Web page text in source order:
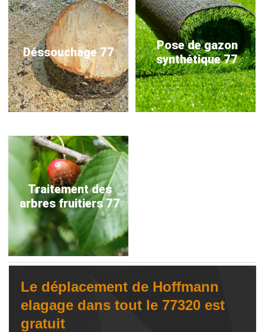
Déssouchage 77
Pose de gazon
synthétique 77
Traitement des
arbres fruitiers 77
Le déplacement de Hoffmann
elagage dans tout le 77320 est
gratuit